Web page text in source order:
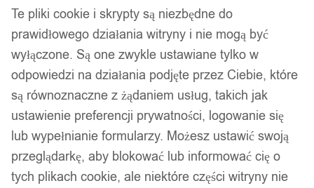
Dodatkowy ekran monitor procesora
temperatury parametrów ips 3.5" app
Te pliki cookie i skrypty są niezbędne do
prawidłowego działania witryny i nie mogą być
wyłączone. Są one zwykle ustawiane tylko w
odpowiedzi na działania podjęte przez Ciebie, które
są równoznaczne z żądaniem usług, takich jak
ustawienie preferencji prywatności, logowanie się
lub wypełnianie formularzy. Możesz ustawić swoją
przeglądarkę, aby blokować lub informować cię o
tych plikach cookie, ale niektóre części witryny nie